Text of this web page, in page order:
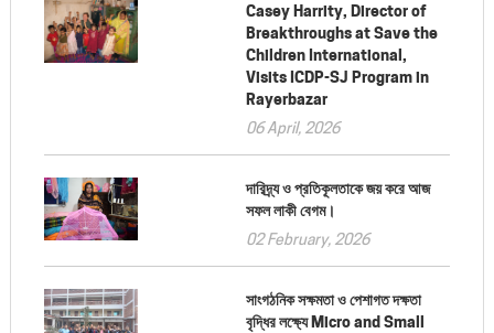
Casey Harrity, Director of
Breakthroughs at Save the
Children International,
Visits ICDP-SJ Program in
Rayerbazar
06 April, 2026
দারিদ্র্য ও প্রতিকূলতাকে জয় করে আজ
সফল লাকী বেগম।
02 February, 2026
সাংগঠনিক সক্ষমতা ও পেশাগত দক্ষতা
বৃদ্ধির লক্ষ্যে Micro and Small